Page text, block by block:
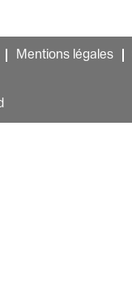
Mentions légales